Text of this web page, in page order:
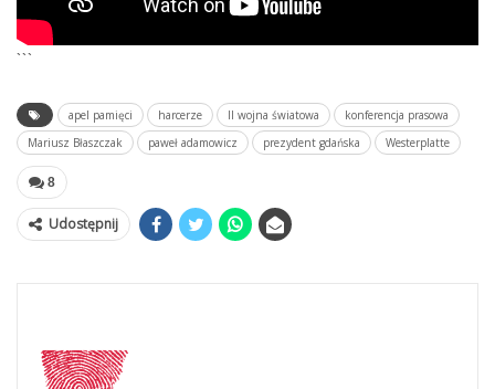
```
apel pamięci harcerze II wojna światowa
konferencja prasowa
Mariusz Błaszczak
paweł adamowicz prezydent gdańska Westerplatte
8
Udostępnij